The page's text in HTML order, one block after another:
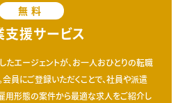
無料
支援サービス
たエージェントが、お一人おひとりの転職
会員にご登録いただくことで、社員や派遣
用形態の案件から最適な求人をご紹介し